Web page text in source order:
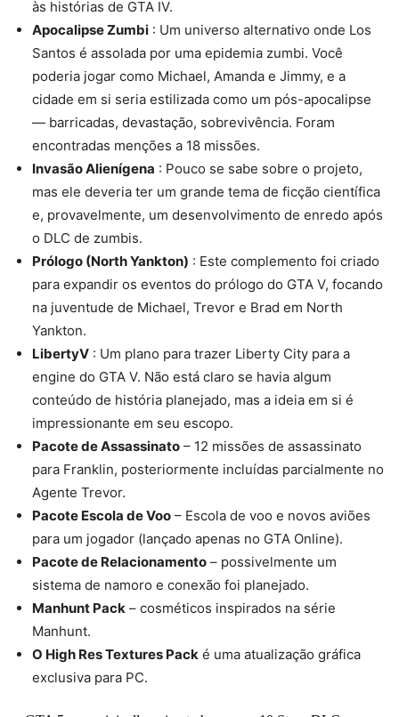
às histórias de GTA IV.
Apocalipse Zumbi : Um universo alternativo onde Los
Santos é assolada por uma epidemia zumbi. Você
poderia jogar como Michael, Amanda e Jimmy, e a
cidade em si seria estilizada como um pós-apocalipse
— barricadas, devastação, sobrevivência. Foram
encontradas menções a 18 missões.
Invasão Alienígena : Pouco se sabe sobre o projeto,
mas ele deveria ter um grande tema de ficção científica
e, provavelmente, um desenvolvimento de enredo após
o DLC de zumbis.
Prólogo (North Yankton) : Este complemento foi criado
para expandir os eventos do prólogo do GTA V, focando
na juventude de Michael, Trevor e Brad em North
Yankton.
LibertyV : Um plano para trazer Liberty City para a
engine do GTA V. Não está claro se havia algum
conteúdo de história planejado, mas a ideia em si é
impressionante em seu escopo.
Pacote de Assassinato – 12 missões de assassinato
para Franklin, posteriormente incluídas parcialmente no
Agente Trevor.
Pacote Escola de Voo – Escola de voo e novos aviões
para um jogador (lançado apenas no GTA Online).
Pacote de Relacionamento – possivelmente um
sistema de namoro e conexão foi planejado.
Manhunt Pack – cosméticos inspirados na série
Manhunt.
O High Res Textures Pack é uma atualização gráfica
exclusiva para PC.